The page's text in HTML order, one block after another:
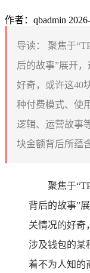
作者：qbadmin
导读：
聚焦于
后的故事”展开
好奇，或许这40
种付费模式、使
逻辑、运营故事
块金额背后所蕴
聚焦于
背后的故事”
关情况的好奇
涉及钱包的某
着不为人知的